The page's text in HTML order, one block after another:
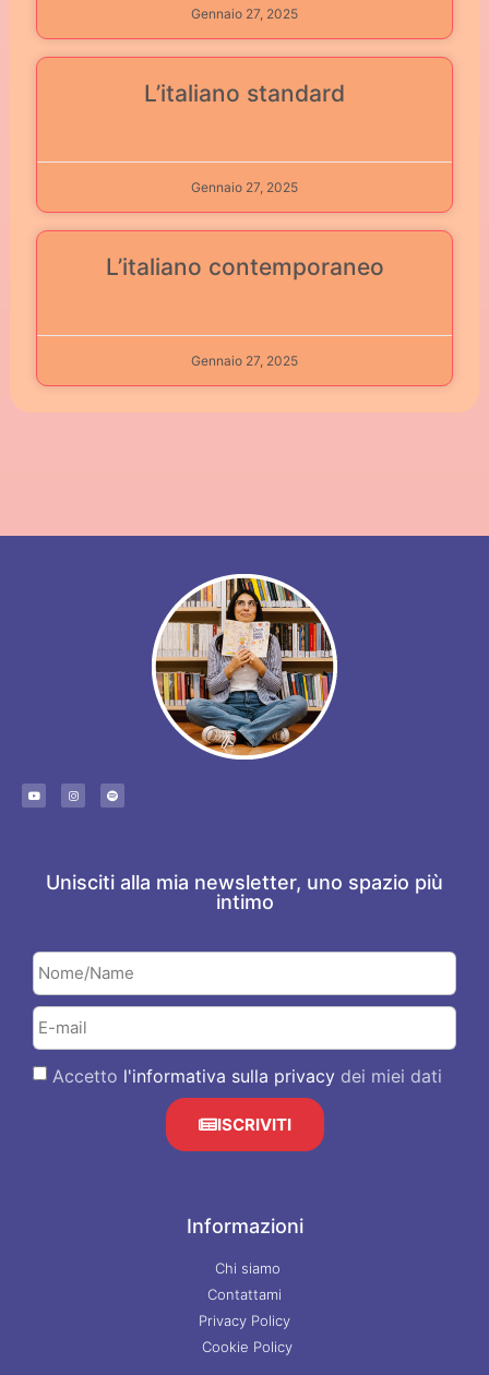
Gennaio 27, 2025
L’italiano standard
Gennaio 27, 2025
L’italiano contemporaneo
Gennaio 27, 2025
Unisciti alla mia newsletter, uno spazio più
intimo
Accetto l'informativa sulla privacy dei miei dati
ISCRIVITI
Informazioni
Chi siamo
Contattami
Privacy Policy
Cookie Policy